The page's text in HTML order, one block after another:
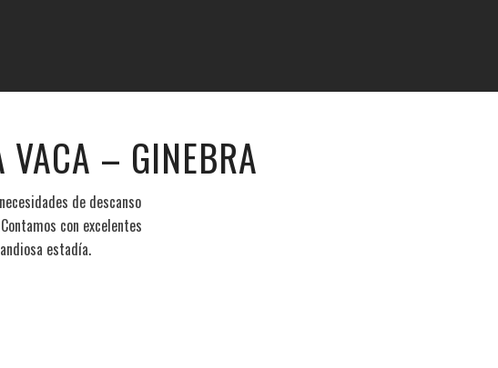
VACA – GINEBRA
de descanso
con excelentes
estadía.